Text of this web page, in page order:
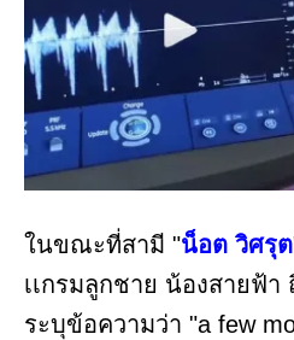
ในขณะที่สามี "น็อต วิศรุต
เเกรมลูกชาย น้องสายฟ้า
ระบุข้อความว่า "a few